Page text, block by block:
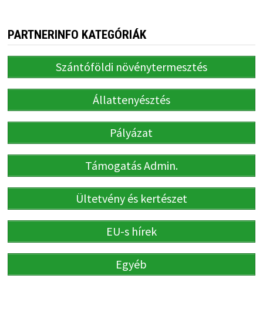
PARTNERINFO KATEGÓRIÁK
Szántóföldi növénytermesztés
Állattenyésztés
Pályázat
Támogatás Admin.
Ültetvény és kertészet
EU-s hírek
Egyéb